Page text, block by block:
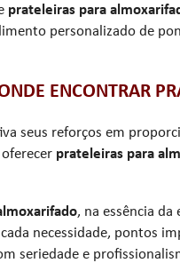
prateleiras para
personalizado de
ENCONTRAR
seus reforços em
prateleiras para
, na essência
necessidade, pontos
seriedade e